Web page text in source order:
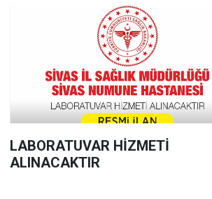
LABORATUVAR HİZMETİ
ALINACAKTIR